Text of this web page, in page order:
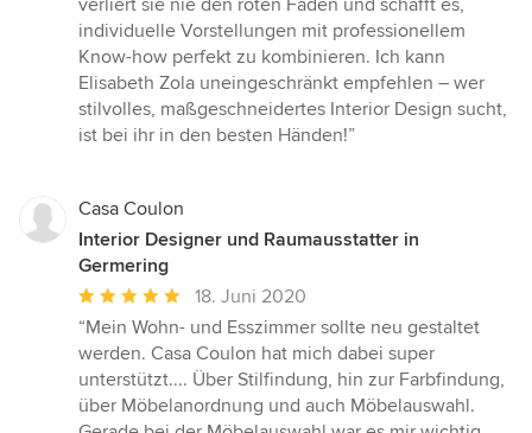
verliert sie nie den roten Faden und schafft es,
individuelle Vorstellungen mit professionellem
Know-how perfekt zu kombinieren. Ich kann
Elisabeth Zola uneingeschränkt empfehlen – wer
stilvolles, maßgeschneidertes Interior Design sucht,
ist bei ihr in den besten Händen!”
Casa Coulon
Interior Designer und Raumausstatter in
Germering
Durchschnittliche
Bewertung:
5
von
5
Sternen
18. Juni 2020
“Mein Wohn- und Esszimmer sollte neu gestaltet
werden. Casa Coulon hat mich dabei super
unterstützt.... Über Stilfindung, hin zur Farbfindung,
über Möbelanordnung und auch Möbelauswahl.